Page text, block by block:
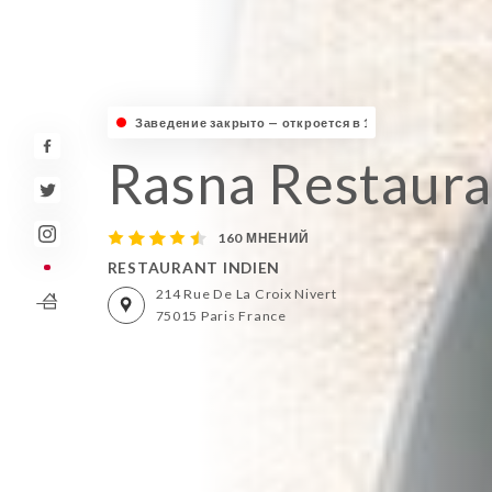
Заведение закрыто — откроется в 18:30
Rasna
160 МНЕНИЙ
RESTAURANT INDIEN
214 Rue De La Croix Nivert
75015 Paris France